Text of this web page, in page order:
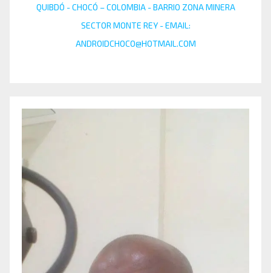
QUIBDÓ - CHOCÓ – COLOMBIA - BARRIO ZONA MINERA
SECTOR MONTE REY - EMAIL:
ANDROIDCHOCO@HOTMAIL.COM